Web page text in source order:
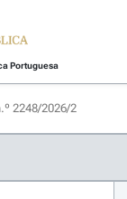
Portuguesa
2248/2026/2